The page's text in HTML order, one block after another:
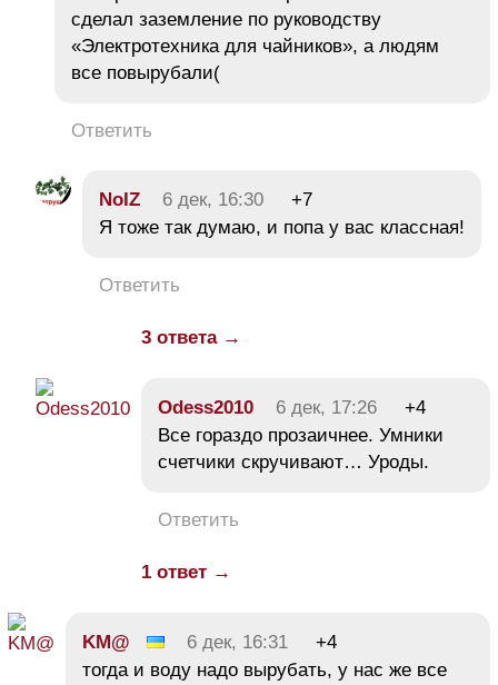
сделал заземление по руководству
«Электротехника для чайников», а людям
все повырубали(
Ответить
NoIZ 6 дек, 16:30
+7
Я тоже так думаю, и попа у вас классная!
Ответить
3 ответа →
Odess2010 6 дек, 17:26
+4
Все гораздо прозаичнее. Умники
счетчики скручивают… Уроды.
Ответить
1 ответ →
KM@ 6 дек, 16:31
+4
тогда и воду надо вырубать, у нас же все